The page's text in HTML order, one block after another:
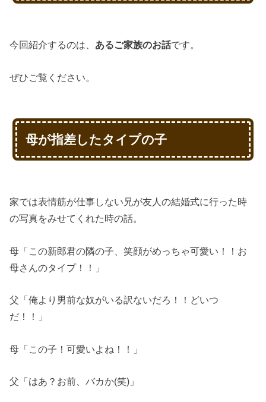
今回紹介するのは、 あるご家族のお話です。
ぜひご覧ください。
母が指差したタイプの子
家では表情筋が仕事しない兄が友人の結婚式に行った時
の写真をみせてくれた時の話。
母「この新郎君の隣の子、笑顔がめっちゃ可愛い！！お
母さんのタイプ！！」
父「俺より男前な奴がいる訳ないだろ！！どいつ
だ！！」
母「この子！可愛いよね！！」
父「はあ？お前、バカか(笑)」